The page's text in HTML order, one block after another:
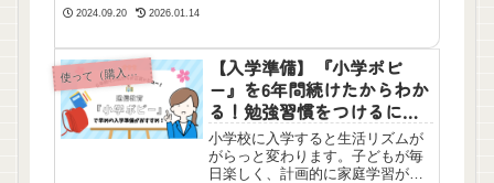
では遅すぎるお金のことや将来に
関する考え方を読みやすい漫画で
学びましょう！
2024.09.20 2026.01.14
使って（購入して）よかった本以外のおすすめ
【入学準備】『小学ポピ
ー』を6年間続けたからわか
る！勉強習慣をつけるには
入学前～小学3年生までがお
すすめ！
小学校に入学すると生活リズムが
がらっと変わります。子どもが毎
日楽しく、計画的に家庭学習がで